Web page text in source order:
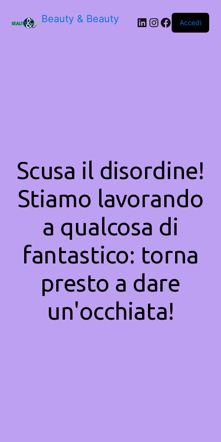
Beauty & Beauty LinkedIn
Instagram
Facebook
Accedi
Scusa il disordine!
Stiamo lavorando
a qualcosa di
fantastico: torna
presto a dare
un'occhiata!